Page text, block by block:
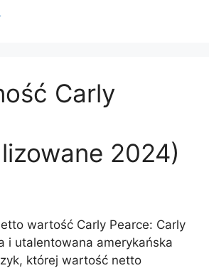
Carly
2024)
wartość Carly Pearce: Carly
i utalentowana amerykańska
której wartość netto